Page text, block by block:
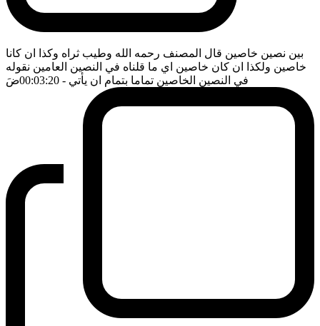
بين نصين خاصين قال المصنف رحمه الله وطيب ثراه وكذا ان كانا
خاصين ولكذا ان كان خاصين اي ما قلناه في النصين العامين نقوله
في النصين الخاصين تماما بتمام ان يأتي - 00:03:20 ضَ